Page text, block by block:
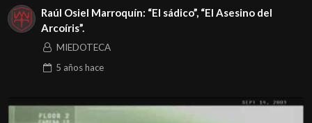
Raúl Osiel Marroquín: “El sádico”, “El Asesino del
Arcoíris”.
MIEDOTECA
5 añoshace